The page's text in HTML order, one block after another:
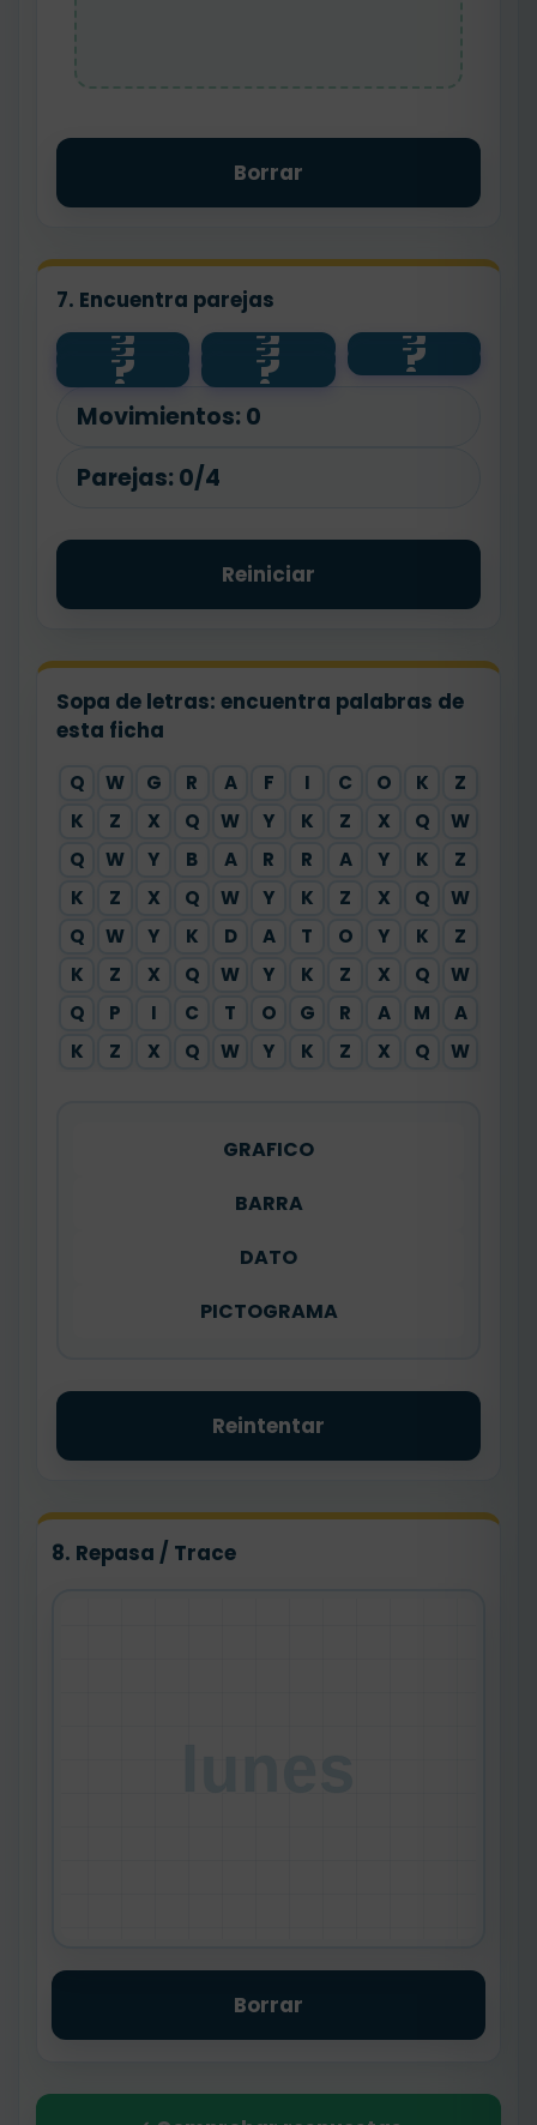
Borrar
7. Encuentra parejas
?
lunes ?
jueves ?
5 votos
?
3 votos ?
martes ?
miércoles
?
8 votos ?
6 votos
Movimientos: 0
Parejas: 0/4
Reiniciar
Sopa de letras: encuentra palabras de
esta ficha
Q W G R A F I C O K Z
K
Z X Q W Y K Z X Q W
Q
W Y B A R R A Y K Z
K
Z X Q W Y K Z X Q W
Q
W Y K D A T O Y K Z
K
Z X Q W Y K Z X Q W
Q
P I C T O G R A M A
K
Z X Q W Y K Z X Q W
GRAFICO
BARRA
DATO
PICTOGRAMA
Reintentar
8. Repasa / Trace
Borrar